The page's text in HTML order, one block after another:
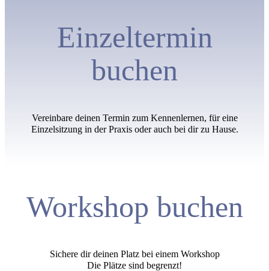
Einzeltermin
buchen
Vereinbare deinen Termin zum Kennenlernen, für eine
Einzelsitzung in der Praxis oder auch bei dir zu Hause.
Workshop buchen
Sichere dir deinen Platz bei einem Workshop
Die Plätze sind begrenzt!